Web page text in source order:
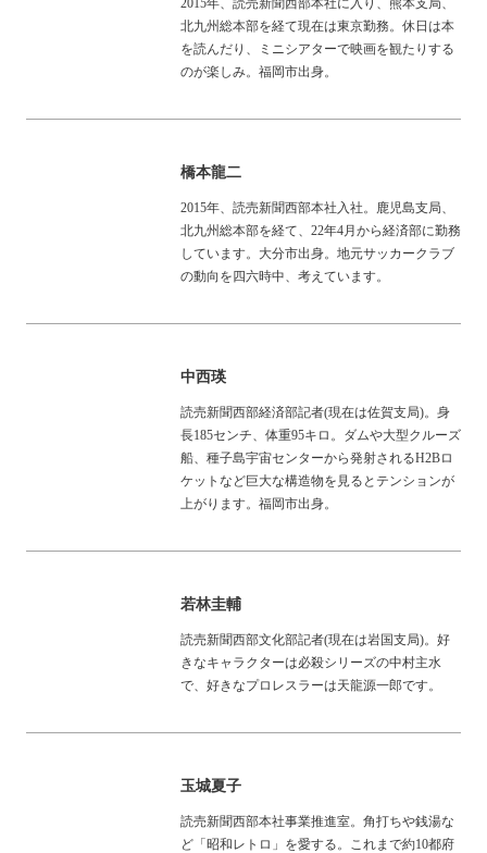
北九州総本部を経て現在は東京勤務。休日は本
を読んだり、ミニシアターで映画を観たりする
のが楽しみ。福岡市出身。
橋本龍二
2015年、読売新聞西部本社入社。鹿児島支局、
北九州総本部を経て、22年4月から経済部に勤務
しています。大分市出身。地元サッカークラブ
の動向を四六時中、考えています。
中西瑛
読売新聞西部経済部記者(現在は佐賀支局)。身
長185センチ、体重95キロ。ダムや大型クルーズ
船、種子島宇宙センターから発射されるH2Bロ
ケットなど巨大な構造物を見るとテンションが
上がります。福岡市出身。
若林圭輔
読売新聞西部文化部記者(現在は岩国支局)。好
きなキャラクターは必殺シリーズの中村主水
で、好きなプロレスラーは天龍源一郎です。
玉城夏子
読売新聞西部本社事業推進室。角打ちや銭湯な
ど「昭和レトロ」を愛する。これまで約10都府